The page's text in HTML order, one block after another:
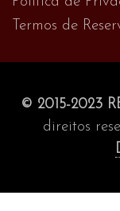
Termos de
© 2015-2023
direitos